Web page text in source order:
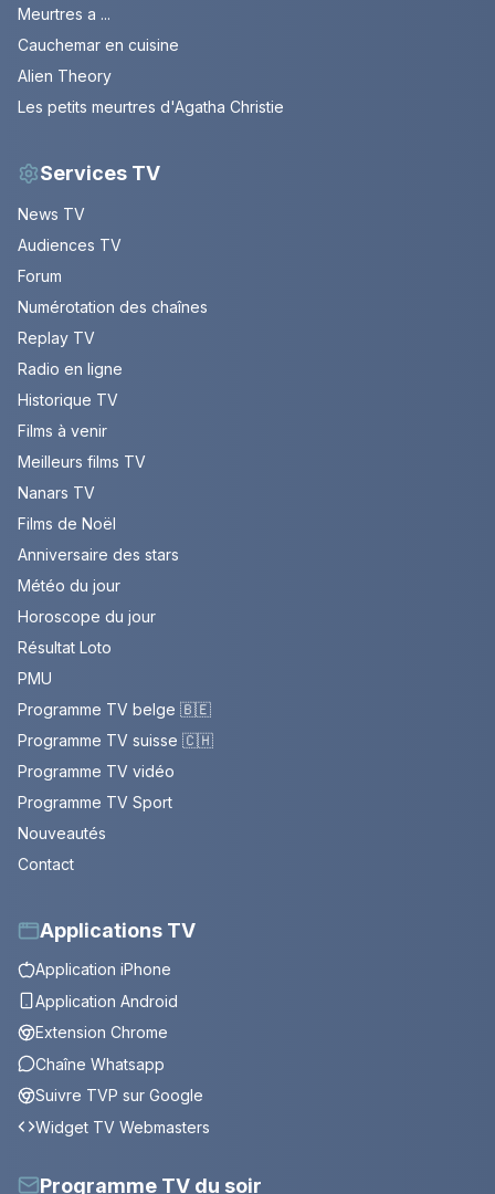
Meurtres a ...
Cauchemar en cuisine
Alien Theory
Les petits meurtres d'Agatha Christie
Services TV
News TV
Audiences TV
Forum
Numérotation des chaînes
Replay TV
Radio en ligne
Historique TV
Films à venir
Meilleurs films TV
Nanars TV
Films de Noël
Anniversaire des stars
Météo du jour
Horoscope du jour
Résultat Loto
PMU
Programme TV belge 🇧🇪
Programme TV suisse 🇨🇭
Programme TV vidéo
Programme TV Sport
Nouveautés
Contact
Applications TV
Application iPhone
Application Android
Extension Chrome
Chaîne Whatsapp
Suivre TVP sur Google
Widget TV Webmasters
Programme TV du soir